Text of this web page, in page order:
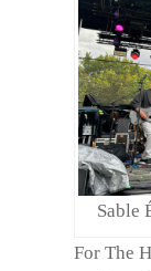
Sable
For The